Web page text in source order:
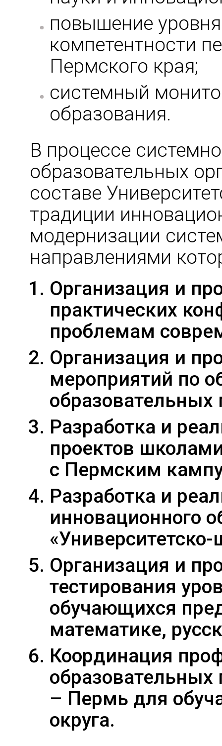
повышение
компетентности
Пермского края;
системный
образования.
В процессе
образовательных
составе
традиции
модернизации
направлениями
Организация и
практических
проблемам
Организация и
мероприятий по
образовательных
Разработка и
проектов
с Пермским
Разработка и
инновационного
Организация и
тестирования
обучающихся
математике,
Координация
– Пермь для
округа.